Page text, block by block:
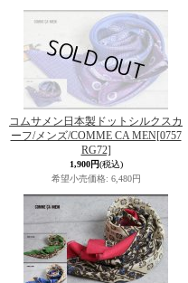
コムサメン日本製ドットシルクスカ
ーフ/メンズ/COMME CA MEN[0757
RG72]
1,900円(税込)
希望小売価格: 6,480円